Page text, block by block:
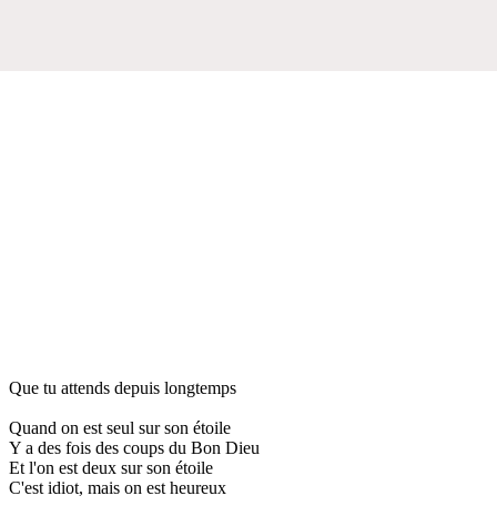
Que tu attends depuis longtemps
Quand on est seul sur son étoile
Y a des fois des coups du Bon Dieu
Et l'on est deux sur son étoile
C'est idiot, mais on est heureux